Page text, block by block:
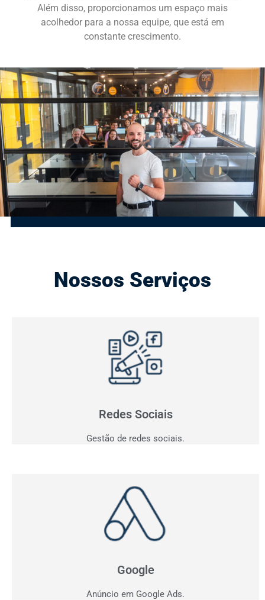
Além disso, proporcionamos um espaço mais
acolhedor para a nossa equipe, que está em
constante crescimento.
Nossos Serviços
Redes Sociais
Gestão de redes sociais.
Gestão de Redes Sociais
Otimizamos resultados! Fazemos o planejamento,
Google
Anúncio em Google Ads.
Anúncio em Google
Como ficar entre os três primeiros do Google?